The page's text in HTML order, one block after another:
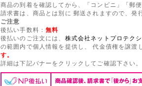
商品の到着を確認してから、「コンビニ」「郵
請求書は、商品とは別に 郵送されますので、発
ご注意
後払い手数料：無料
後払いのご注文には、 株式会社ネットプロテク
の範囲内で個人情報を提供し、 代金債権を譲渡
す。
詳細は下記バナーをクリックしてご確認下さい。